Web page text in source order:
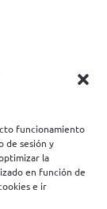
funcionamiento
de sesión y
la
en función de
e ir